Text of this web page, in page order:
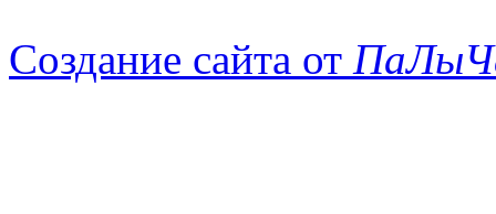
Создание сайта от